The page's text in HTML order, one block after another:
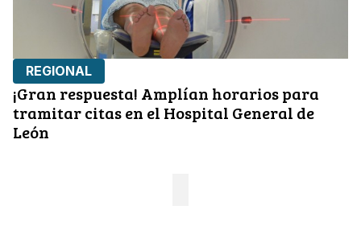
REGIONAL
¡Gran respuesta! Amplían horarios para
tramitar citas en el Hospital General de
León